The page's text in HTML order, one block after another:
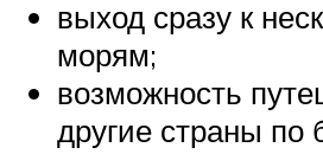
выход сразу к
морям;
возможность
другие страны по